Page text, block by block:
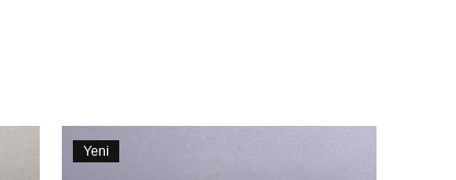
Yeni